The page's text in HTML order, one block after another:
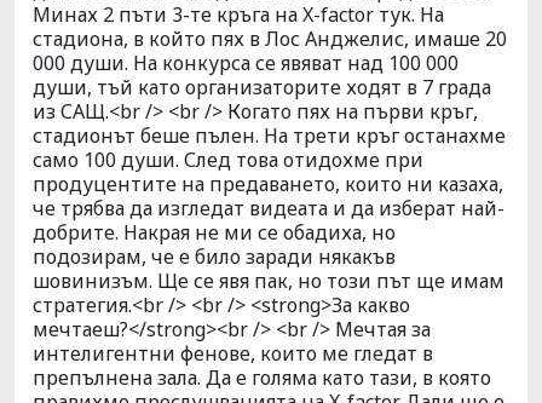
Минах 2 пъти 3-те кръга на X-factor тук. На
стадиона, в който пях в Лос Анджелис, имаше 20
000 души. На конкурса се явяват над 100 000
души, тъй като организаторите ходят в 7 града
из САЩ.<br /> <br /> Когато пях на първи кръг,
стадионът беше пълен. На трети кръг останахме
само 100 души. След това отидохме при
продуцентите на предаването, които ни казаха,
че трябва да изгледат видеата и да изберат най-
добрите. Накрая не ми се обадиха, но
подозирам, че е било заради някакъв
шовинизъм. Ще се явя пак, но този път ще имам
стратегия.<br /> <br /> <strong>За какво
мечтаеш?</strong><br /> <br /> Мечтая за
интелигентни фенове, които ме гледат в
препълнена зала. Да е голяма като тази, в която